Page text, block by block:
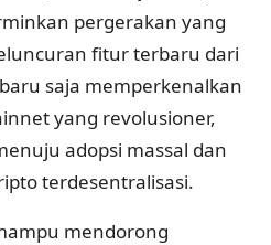
pergerakan yang
fitur terbaru dari
saja memperkenalkan
yang revolusioner,
adopsi massal dan
terdesentralisasi.
mendorong